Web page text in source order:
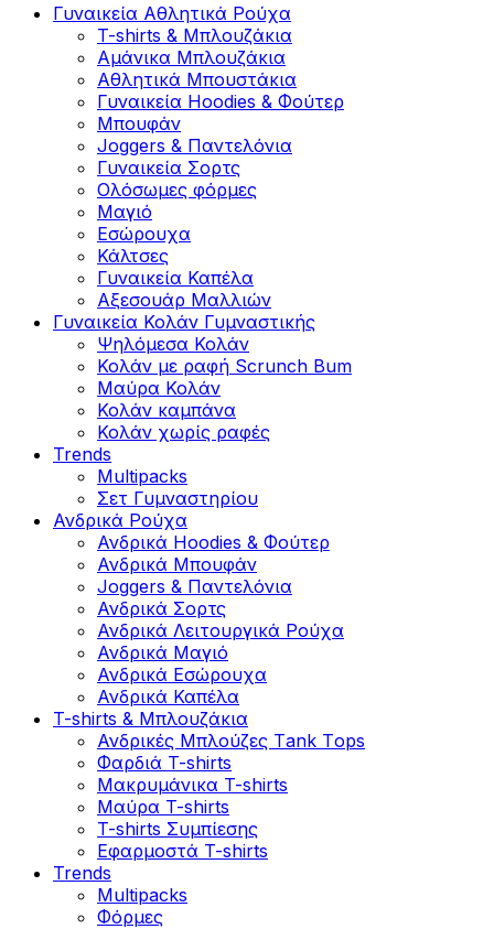
Γυναικεία Αθλητικά Ρούχα
T-shirts & Μπλουζάκια
Αμάνικα Μπλουζάκια
Aθλητικά Μπουστάκια
Γυναικεία Hoodies & Φούτερ
Μπουφάν
Joggers & Παντελόνια
Γυναικεία Σορτς
Ολόσωμες φόρμες
Μαγιό
Εσώρουχα
Κάλτσες
Γυναικεία Καπέλα
Αξεσουάρ Μαλλιών
Γυναικεία Κολάν Γυμναστικής
Ψηλόμεσα Κολάν
Κολάν με ραφή Scrunch Bum
Μαύρα Κολάν
Κολάν καμπάνα
Κολάν χωρίς ραφές
Trends
Multipacks
Σετ Γυμναστηρίου
Ανδρικά Ρούχα
Ανδρικά Hoodies & Φούτερ
Ανδρικά Μπουφάν
Joggers & Παντελόνια
Ανδρικά Σορτς
Ανδρικά Λειτουργικά Ρούχα
Ανδρικά Μαγιό
Ανδρικά Εσώρουχα
Ανδρικά Καπέλα
T-shirts & Μπλουζάκια
Ανδρικές Mπλούζες Τank Τops
Φαρδιά T-shirts
Μακρυμάνικα T-shirts
Μαύρα T-shirts
T-shirts Συμπίεσης
Εφαρμοστά T-shirts
Trends
Multipacks
Φόρμες